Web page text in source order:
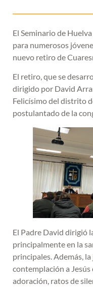
El Seminario de
para numerosos
nuevo retiro de
El retiro, que se
dirigido por David
Felicísimo del distrito
postulantado de la
El Padre David dirigió
principalmente en la
principales. Además,
contemplación a Jesús
adoración, ratos de